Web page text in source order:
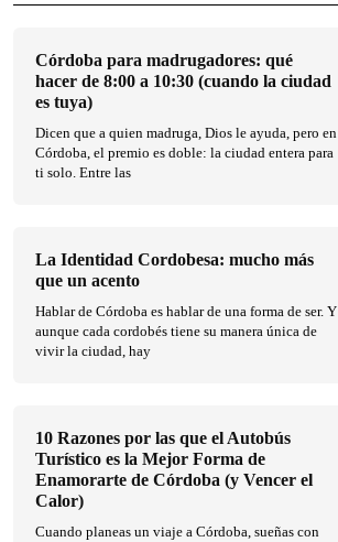
Córdoba para madrugadores: qué
hacer de 8:00 a 10:30 (cuando la ciudad
es tuya)
Dicen que a quien madruga, Dios le ayuda, pero en
Córdoba, el premio es doble: la ciudad entera para
ti solo. Entre las
La Identidad Cordobesa: mucho más
que un acento
Hablar de Córdoba es hablar de una forma de ser. Y
aunque cada cordobés tiene su manera única de
vivir la ciudad, hay
10 Razones por las que el Autobús
Turístico es la Mejor Forma de
Enamorarte de Córdoba (y Vencer el
Calor)
Cuando planeas un viaje a Córdoba, sueñas con